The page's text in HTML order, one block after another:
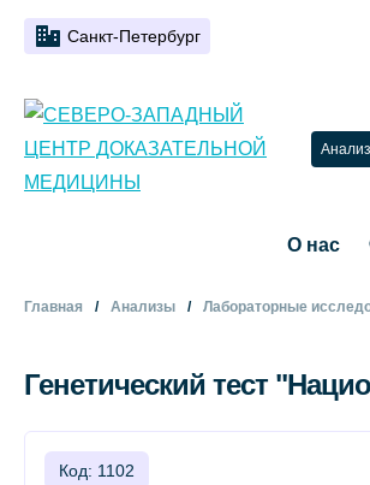
Санкт-Петербург
О нас
Главная Анализы Лабораторные
Генетический тест
Код: 1102